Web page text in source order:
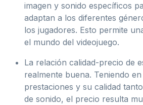
imagen y sonido específicos
adaptan a los diferentes
los jugadores. Esto permite
el mundo del videojuego.
La relación calidad-precio de
realmente buena. Teniendo
prestaciones y su calidad
de sonido, el precio resulta